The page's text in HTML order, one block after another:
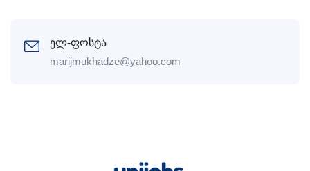
ელ-ფოსტა
marijmukhadze@yahoo.com